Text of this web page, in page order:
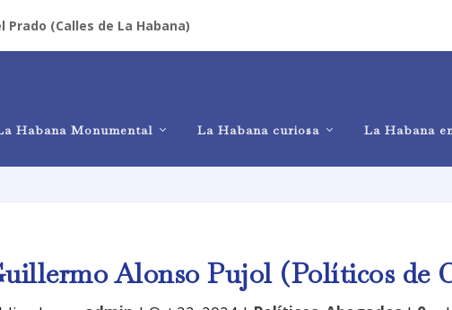
Prado (Calles de La Habana)
Habana Monumental La Habana curiosa La Habana
Alonso Pujol (Políticos de